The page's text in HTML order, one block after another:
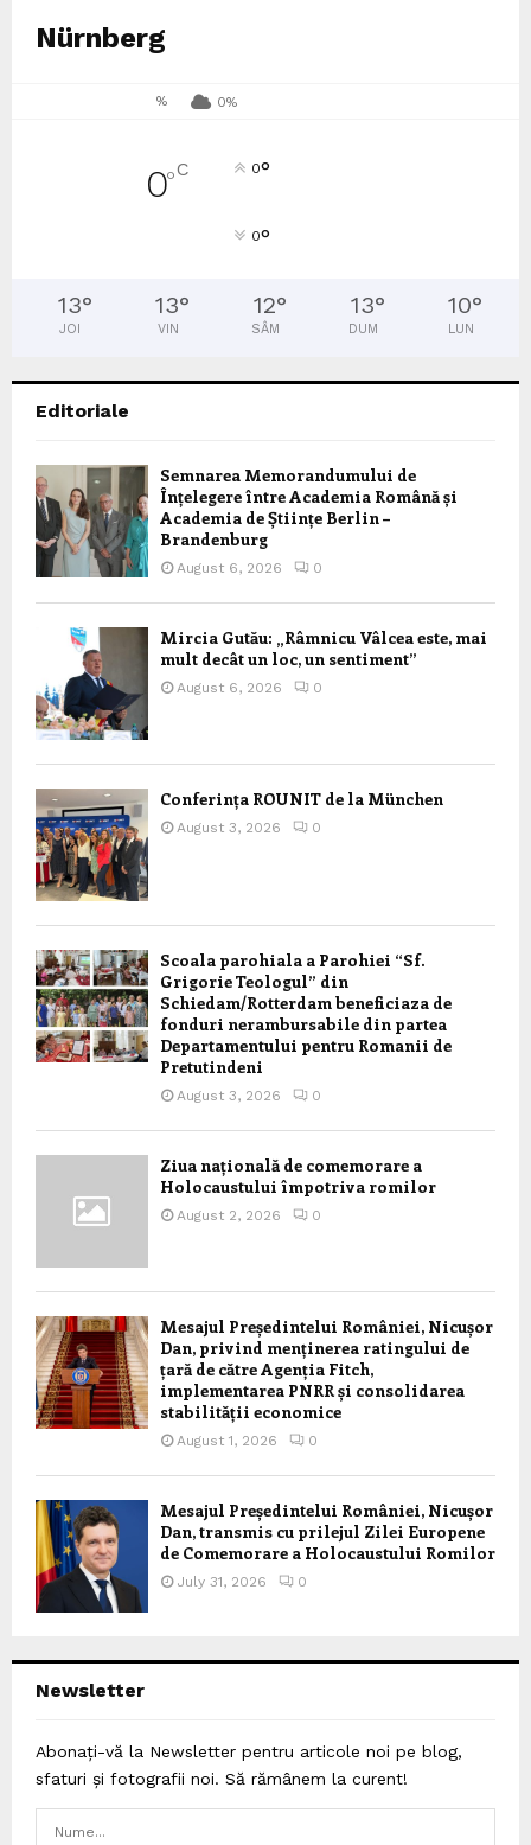
Nürnberg
% 0%
0°C 0°
0°
13°
JOI
13°
VIN
12°
SÂM
13°
DUM
10°
LUN
Editoriale
Semnarea Memorandumului de
Înțelegere între Academia Română și
Academia de Științe Berlin –
Brandenburg
August 6, 2026 0
Mircia Gutău: „Râmnicu Vâlcea este, mai
mult decât un loc, un sentiment”
August 6, 2026 0
Conferința ROUNIT de la München
August 3, 2026 0
Scoala parohiala a Parohiei “Sf.
Grigorie Teologul” din
Schiedam/Rotterdam beneficiaza de
fonduri nerambursabile din partea
Departamentului pentru Romanii de
Pretutindeni
August 3, 2026 0
Ziua națională de comemorare a
Holocaustului împotriva romilor
August 2, 2026 0
Mesajul Președintelui României, Nicușor
Dan, privind menținerea ratingului de
țară de către Agenția Fitch,
implementarea PNRR și consolidarea
stabilității economice
August 1, 2026 0
Mesajul Președintelui României, Nicușor
Dan, transmis cu prilejul Zilei Europene
de Comemorare a Holocaustului Romilor
July 31, 2026 0
Newsletter
Abonați-vă la Newsletter pentru articole noi pe blog,
sfaturi și fotografii noi. Să rămânem la curent!